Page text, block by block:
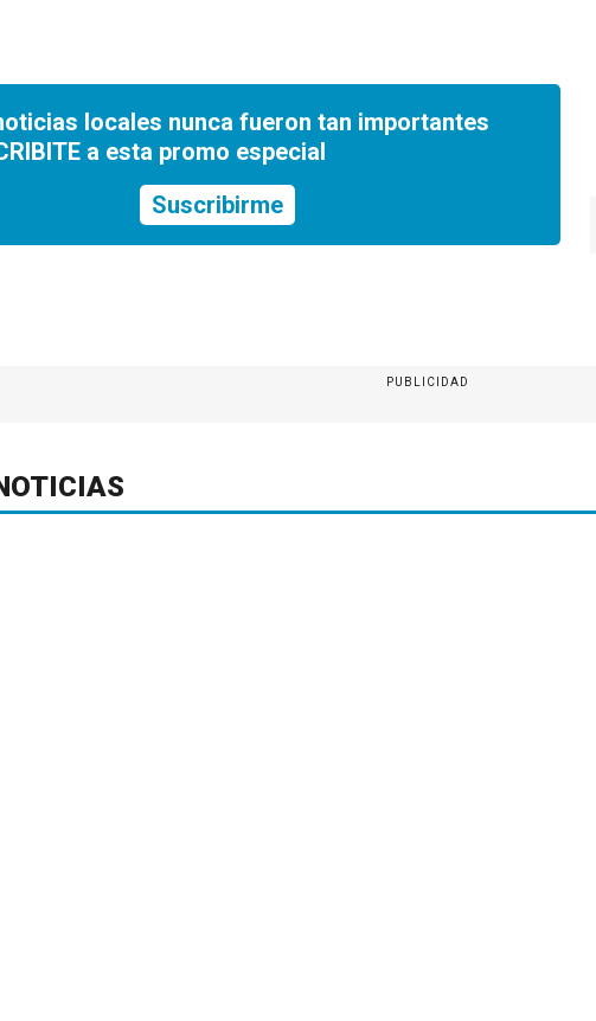
locales nunca fueron tan importantes
a esta promo especial
Suscribirme
PUBLICIDAD